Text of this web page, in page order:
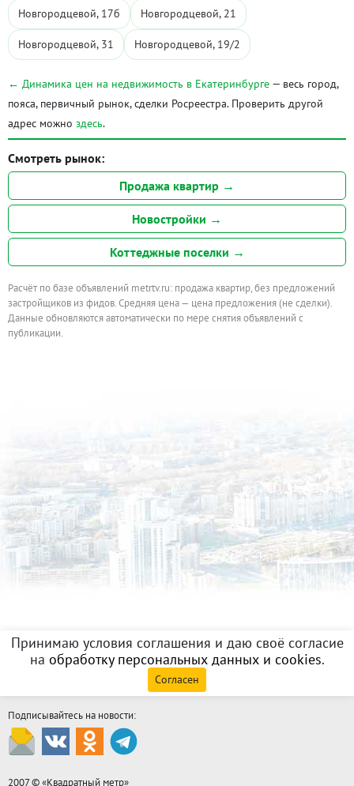
Новгородцевой, 17б Новгородцевой, 21
Новгородцевой, 31 Новгородцевой, 19/2
← Динамика цен на недвижимость в Екатеринбурге — весь город,
пояса, первичный рынок, сделки Росреестра. Проверить другой
адрес можно здесь.
Смотреть рынок:
Продажа квартир →
Новостройки →
Коттеджные поселки →
Расчёт по базе объявлений metrtv.ru: продажа квартир, без предложений
застройщиков из фидов. Средняя цена — цена предложения (не сделки).
Данные обновляются автоматически по мере снятия объявлений с
публикации.
Принимаю условия соглашения и даю своё согласие
на обработку персональных данных и cookies.
Согласен
Подписывайтесь на новости:
2007 © «Квадратный метр»